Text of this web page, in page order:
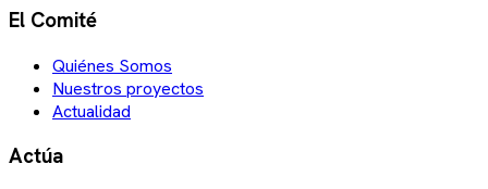
El Comité
Quiénes Somos
Nuestros proyectos
Actualidad
Actúa